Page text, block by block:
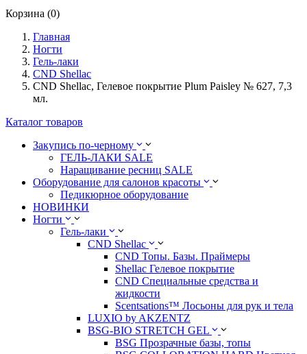
Корзина (0)
Главная
Ногти
Гель-лаки
CND Shellac
CND Shellac, Гелевое покрытие Plum Paisley № 627, 7,3
мл.
Каталог товаров
Закупись по-черному
ГЕЛЬ-ЛАКИ SALE
Наращивание ресниц SALE
Оборудование для салонов красоты
Педикюрное оборудование
НОВИНКИ
Ногти
Гель-лаки
CND Shellac
CND Топы. Базы. Праймеры
Shellac Гелевое покрытие
CND Специальные средства и
жидкости
Scentsations™ Лосьоны для рук и тела
LUXIO by AKZENTZ
BSG-BIO STRETCH GEL
BSG Прозрачные базы, топы